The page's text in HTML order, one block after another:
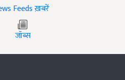
ख़बरें
जॉब्स